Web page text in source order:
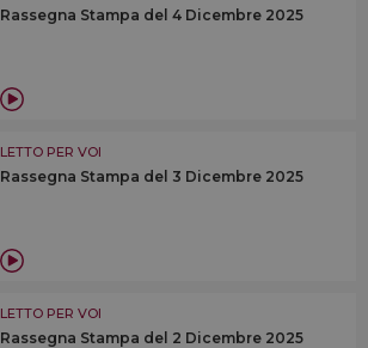
Rassegna Stampa del 4 Dicembre 2025
LETTO PER VOI
Rassegna Stampa del 3 Dicembre 2025
LETTO PER VOI
Rassegna Stampa del 2 Dicembre 2025